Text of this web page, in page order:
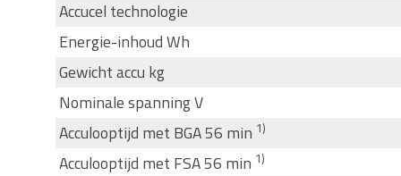
Accucel technologie
Energie-inhoud Wh
Gewicht accu kg
Nominale spanning V
Acculooptijd met BGA 56 min 1)
Acculooptijd met FSA 56 min 1)